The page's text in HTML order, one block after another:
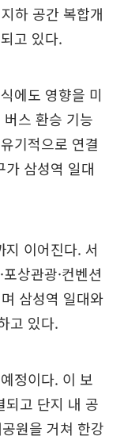
하 공간 복합개
고 있다.
에도 영향을 미
스 환승 기능
기적으로 연결
삼성역 일대
이어진다. 서
상관광·컨벤션
삼성역 일대와
고 있다.
정이다. 이 보
되고 단지 내 공
원을 거쳐 한강